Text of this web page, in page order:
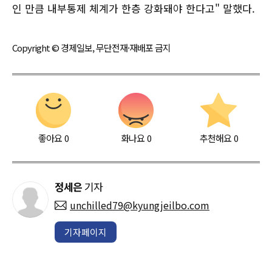
인 만큼 내부통제 체계가 한층 강화돼야 한다고" 말했다.
Copyright © 경제일보, 무단전재·재배포 금지
좋아요0 화나요0 추천해요 0
정세은 기자
unchilled79@kyungjeilbo.com
기자페이지